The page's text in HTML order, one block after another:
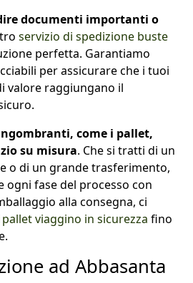
documenti importanti o
servizio di spedizione buste
perfetta. Garantiamo
per assicurare che i tuoi
valore raggiungano il
come i pallet,
su misura. Che si tratti di un
o di un grande trasferimento,
ogni fase del processo con
alla consegna, ci
viaggino in sicurezza fino
ad Abbasanta